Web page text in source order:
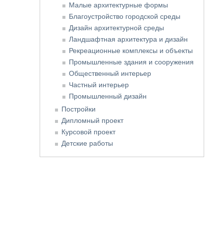
Малые архитектурные формы
Благоустройство городской среды
Дизайн архитектурной среды
Ландшафтная архитектура и дизайн
Рекреационные комплексы и объекты
Промышленные здания и сооружения
Общественный интерьер
Частный интерьер
Промышленный дизайн
Постройки
Дипломный проект
Курсовой проект
Детские работы